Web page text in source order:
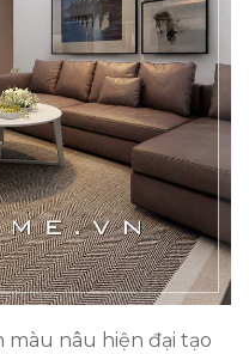
màu nâu hiện đại tạo